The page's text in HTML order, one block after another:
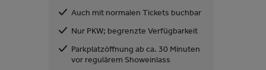
Auch mit normalen Tickets buchbar
Nur PKW; begrenzte Verfügbarkeit
Parkplatzöffnung ab ca. 30 Minuten
vor regulärem Showeinlass